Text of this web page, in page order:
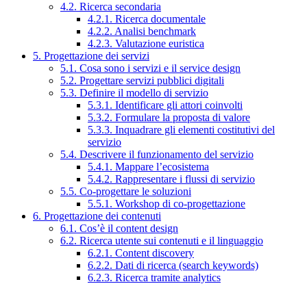
4.2. Ricerca secondaria
4.2.1. Ricerca documentale
4.2.2. Analisi benchmark
4.2.3. Valutazione euristica
5. Progettazione dei servizi
5.1. Cosa sono i servizi e il service design
5.2. Progettare servizi pubblici digitali
5.3. Definire il modello di servizio
5.3.1. Identificare gli attori coinvolti
5.3.2. Formulare la proposta di valore
5.3.3. Inquadrare gli elementi costitutivi del
servizio
5.4. Descrivere il funzionamento del servizio
5.4.1. Mappare l’ecosistema
5.4.2. Rappresentare i flussi di servizio
5.5. Co-progettare le soluzioni
5.5.1. Workshop di co-progettazione
6. Progettazione dei contenuti
6.1. Cos’è il content design
6.2. Ricerca utente sui contenuti e il linguaggio
6.2.1. Content discovery
6.2.2. Dati di ricerca (search keywords)
6.2.3. Ricerca tramite analytics